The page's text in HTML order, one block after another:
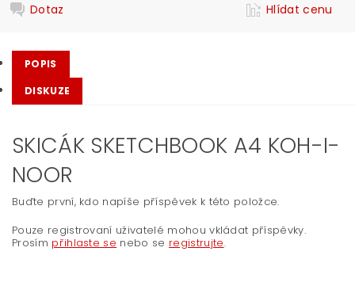
Dotaz
Hlídat cenu
POPIS
DISKUZE
SKICÁK SKETCHBOOK A4 KOH-I-
NOOR
Buďte první, kdo napíše příspěvek k této položce.
Pouze registrovaní uživatelé mohou vkládat příspěvky.
Prosím přihlaste se nebo se registrujte.